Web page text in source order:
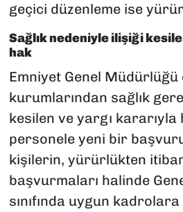
geçici düzenleme ise
Sağlık nedeniyle ilişiği
hak
Emniyet Genel Müdürlüğü
kurumlarından sağlık
kesilen ve yargı kararıyla
personele yeni bir başvuru
kişilerin, yürürlükten
başvurmaları halinde
sınıfında uygun